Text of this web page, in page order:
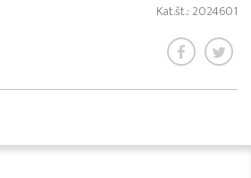
Kat.št.: 2024601